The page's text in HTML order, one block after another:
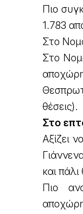
Πιο
1.783
Στο
Στο
θέσεις).
Στο
Αξίζει
και πάλι
Πιο